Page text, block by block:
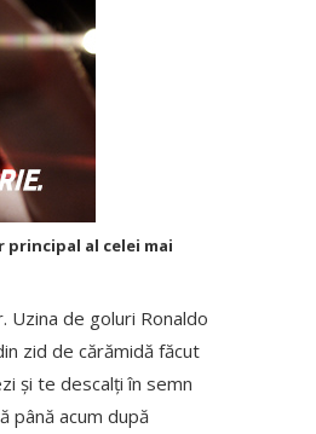
principal al celei mai
de goluri Ronaldo
zid de cărămidă făcut
și te descalți în semn
până acum după